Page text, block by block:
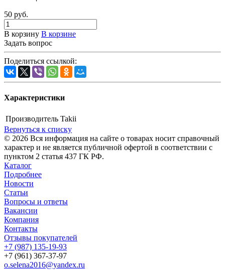
50 руб.
В корзину В корзине
Задать вопрос
Поделиться ссылкой:
Характеристики
Производитель Takii
Вернуться к списку
© 2026 Вся информация на сайте о товарах носит справочный
характер и не является публичной офертой в соответствии с
пунктом 2 статья 437 ГК РФ.
Каталог
Подробнее
Новости
Статьи
Вопросы и ответы
Вакансии
Компания
Контакты
Отзывы покупателей
+7 (987) 135-19-93
+7 (961) 367-37-97
o.selena2016@yandex.ru